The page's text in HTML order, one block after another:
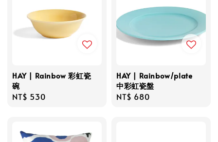
HAY | Rainbow 彩虹瓷
碗
Regular
NT$ 530
HAY | Rainbow/plate
中彩虹瓷盤
Regular
NT$ 680